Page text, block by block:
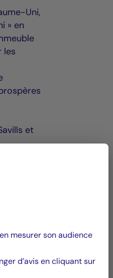
Uni,
» en
les
et
mesurer son audience
d’avis en cliquant sur